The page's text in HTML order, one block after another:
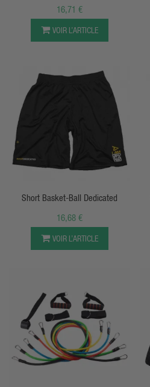
Limité)
16,71 €
VOIR L’ARTICLE
APERÇU RAPIDE
Short Basket-Ball Dedicated
16,68 €
VOIR L’ARTICLE